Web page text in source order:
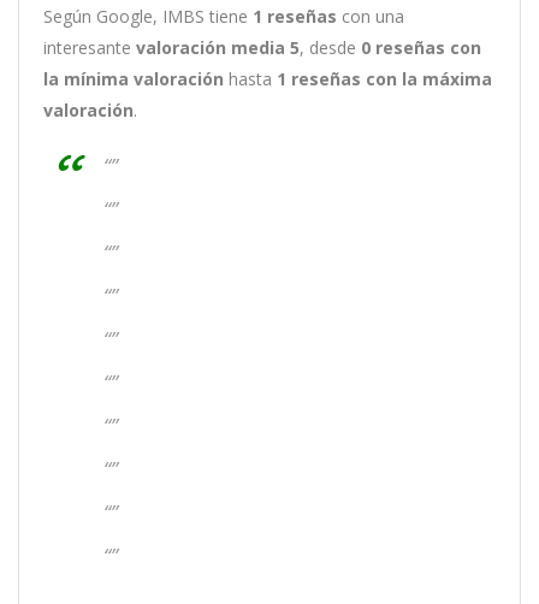
Según Google, IMBS tiene 1 reseñas con una
interesante valoración media 5, desde 0 reseñas con
la mínima valoración hasta 1 reseñas con la máxima
valoración.
“”
“”
“”
“”
“”
“”
“”
“”
“”
“”